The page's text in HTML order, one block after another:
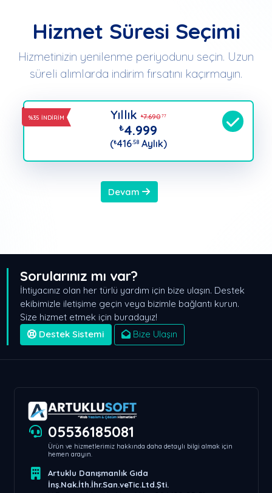
Hizmet Süresi Seçimi
Hizmetinizin yenilenme periyodunu seçin. Uzun
süreli alımlarda indirim fırsatını kaçırmayın.
%35 İNDİRİM Yıllık₺7.690.77
₺4.999
(₺416.58Aylık)
Devam
Sorularınız mı var?
İhtiyacınız olan her türlü yardım için bize ulaşın. Destek
ekibimizle iletişime geçin veya bizimle bağlantı kurun.
Size hizmet etmek için buradayız!
Destek Sistemi
Bize Ulaşın
05536185081
Ürün ve hizmetlerimiz hakkında daha detaylı bilgi almak için
hemen arayın.
Artuklu Danışmanlık Gıda
İnş.Nak.İth.İhr.San.veTic.Ltd.Şti.